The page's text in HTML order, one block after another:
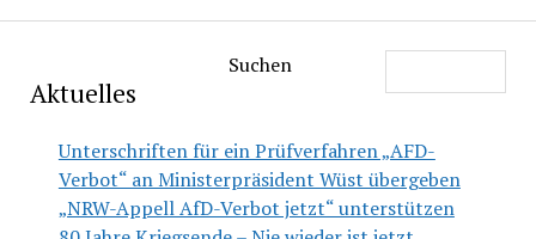
Suchen
Aktuelles
Unterschriften für ein Prüfverfahren „AFD-
Verbot“ an Ministerpräsident Wüst übergeben
„NRW-Appell AfD-Verbot jetzt“ unterstützen